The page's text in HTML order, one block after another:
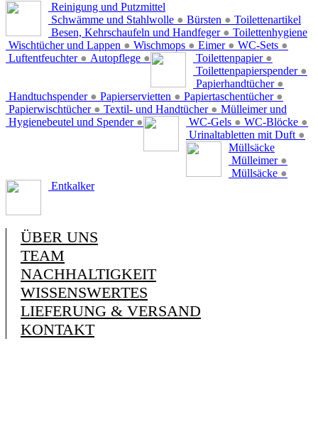
Reinigung und Putzmittel
Schwämme und Stahlwolle ● Bürsten ●
Besen, Kehrschaufeln und Handfeger ●
Wischtücher und Lappen ● Wischmops ● Eimer ● WC-Sets ●
Luftentfeuchter ● Autopflege ●
Toilettenartikel
Toilettenpapier ●
Toilettenpapierspender ●
Papierhandtücher ●
Handtuchspender ● Papierservietten ● Papiertaschentücher ●
Papierwischtücher ● Textil- und Handtücher ●
Hygienebeutel und Spender ●
Toilettenhygiene
WC-Gels ● WC-Blöcke ●
Urinaltabletten mit Duft ●
Mülleimer und
Müllsäcke
Mülleimer ●
Müllsäcke ●
Entkalker
ÜBER UNS
TEAM
NACHHALTIGKEIT
WISSENSWERTES
LIEFERUNG & VERSAND
KONTAKT